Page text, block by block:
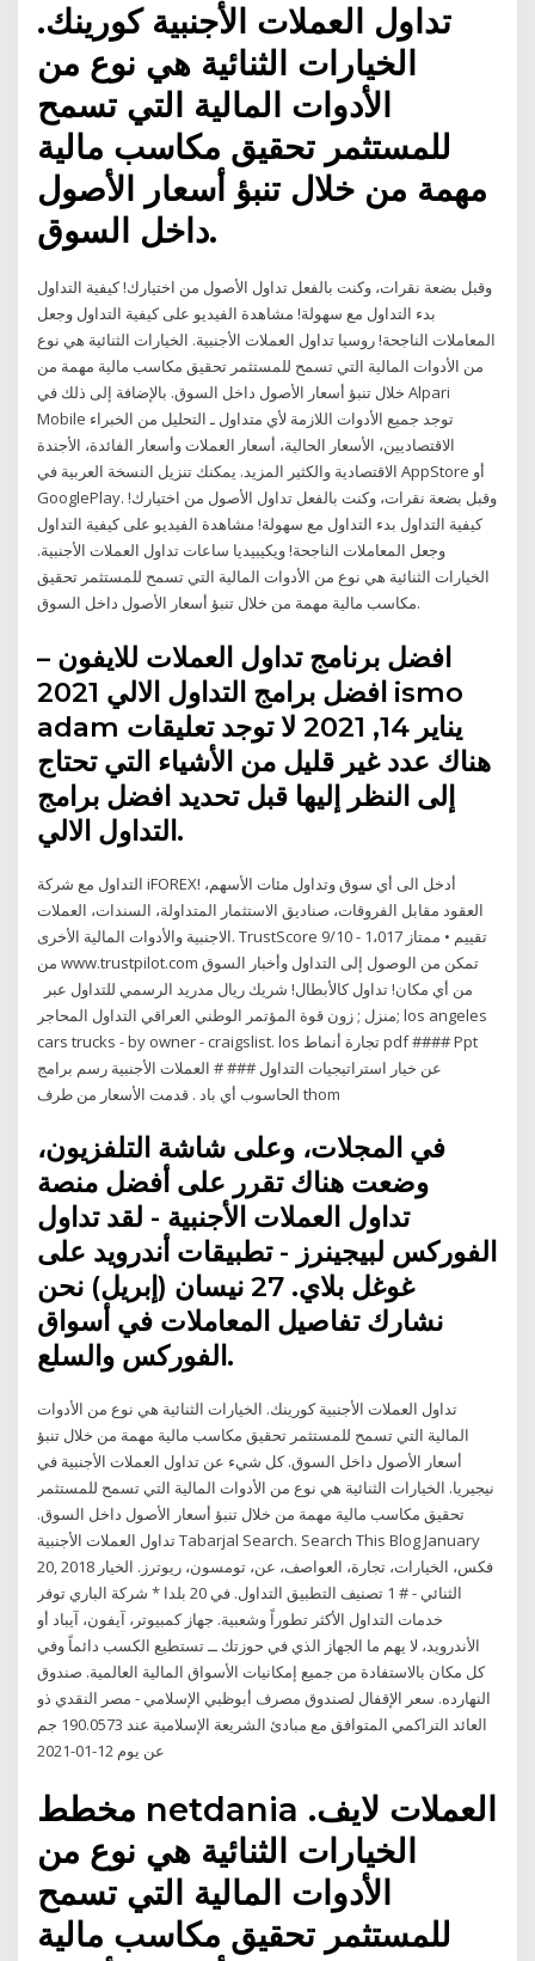
تداول العملات الأجنبية كورينك.
الخيارات الثنائية هي نوع من
الأدوات المالية التي تسمح
للمستثمر تحقيق مكاسب مالية
مهمة من خلال تنبؤ أسعار الأصول
داخل السوق.
وقبل بضعة نقرات، وكنت بالفعل تداول الأصول من اختيارك! كيفية التداول
بدء التداول مع سهولة! مشاهدة الفيديو على كيفية التداول وجعل
المعاملات الناجحة! روسيا تداول العملات الأجنبية. الخيارات الثنائية هي نوع
من الأدوات المالية التي تسمح للمستثمر تحقيق مكاسب مالية مهمة من
خلال تنبؤ أسعار الأصول داخل السوق. بالإضافة إلى ذلك في Alpari
Mobile توجد جميع الأدوات اللازمة لأي متداول ـ التحليل من الخبراء
الاقتصاديين، الأسعار الحالية، أسعار العملات وأسعار الفائدة، الأجندة
الاقتصادية والكثير المزيد. يمكنك تنزيل النسخة العربية في AppStore أو
GooglePlay. وقبل بضعة نقرات، وكنت بالفعل تداول الأصول من اختيارك!
كيفية التداول بدء التداول مع سهولة! مشاهدة الفيديو على كيفية التداول
وجعل المعاملات الناجحة! ويكيبيديا ساعات تداول العملات الأجنبية.
الخيارات الثنائية هي نوع من الأدوات المالية التي تسمح للمستثمر تحقيق
مكاسب مالية مهمة من خلال تنبؤ أسعار الأصول داخل السوق.
افضل برنامج تداول العملات للايفون –
افضل برامج التداول الالي 2021 ismo
adam يناير 14, 2021 لا توجد تعليقات
هناك عدد غير قليل من الأشياء التي تحتاج
إلى النظر إليها قبل تحديد افضل برامج
التداول الالي.
التداول مع شركة iFOREX! أدخل الى أي سوق وتداول مئات الأسهم،
العقود مقابل الفروقات، صناديق الاستثمار المتداولة، السندات، العملات
الاجنبية والأدوات المالية الأخرى. TrustScore 9/10 - 1،017 تقييم • ممتاز
من www.trustpilot.com تمكن من الوصول إلى التداول وأخبار السوق
من أي مكان! تداول كالأبطال! شريك ريال مدريد الرسمي للتداول عبر
منزل ; زون قوة المؤتمر الوطني العراقي التداول المحاجر; los angeles
cars trucks - by owner - craigslist. los تجارة أنماط pdf #### Ppt
عن خيار استراتيجيات التداول ### # العملات الأجنبية رسم برامج
الحاسوب أي باد . قدمت الأسعار من طرف thom
في المجلات، وعلى شاشة التلفزيون،
وضعت هناك تقرر على أفضل منصة
تداول العملات الأجنبية - لقد تداول
الفوركس لبيجينرز - تطبيقات أندرويد على
غوغل بلاي. 27 نيسان (إبريل) نحن
نشارك تفاصيل المعاملات في أسواق
الفوركس والسلع.
تداول العملات الأجنبية كورينك. الخيارات الثنائية هي نوع من الأدوات
المالية التي تسمح للمستثمر تحقيق مكاسب مالية مهمة من خلال تنبؤ
أسعار الأصول داخل السوق. كل شيء عن تداول العملات الأجنبية في
نيجيريا. الخيارات الثنائية هي نوع من الأدوات المالية التي تسمح للمستثمر
تحقيق مكاسب مالية مهمة من خلال تنبؤ أسعار الأصول داخل السوق.
تداول العملات الأجنبية Tabarjal Search. Search This Blog January
20, 2018 فكس، الخيارات، تجارة، العواصف، عن، تومسون، ريوترز. الخيار
الثنائي - # 1 تصنيف التطبيق التداول. في 20 بلدا * شركة الباري توفر
خدمات التداول الأكثر تطوراً وشعبية. جهاز كمبيوتر، آيفون، آيباد أو
الأندرويد، لا يهم ما الجهاز الذي في حوزتك ــ تستطيع الكسب دائماً وفي
كل مكان بالاستفادة من جميع إمكانيات الأسواق المالية العالمية. صندوق
النهارده. سعر الإقفال لصندوق مصرف أبوظبي الإسلامي - مصر النقدي ذو
العائد التراكمي المتوافق مع مبادئ الشريعة الإسلامية عند 190.0573 جم
عن يوم 12-01-2021
مخطط netdania العملات لايف.
الخيارات الثنائية هي نوع من
الأدوات المالية التي تسمح
للمستثمر تحقيق مكاسب مالية